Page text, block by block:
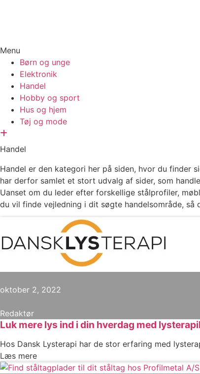
Menu
Børn og unge
Elektronik
Handel
Hobby og sport
Hus og hjem
Tøj og mode
Handel
Handel er den kategori her på siden, hvor du finder
har derfor samlet et stort udvalg af sider, som
Uanset om du leder efter forskellige stålprofiler,
du vil finde vejledning i dit søgte handelsområde,
oktober 2, 2022
Redaktør
Luk mere lys ind i din hverdag med
Hos Dansk Lysterapi har de stor erfaring med
Læs mere